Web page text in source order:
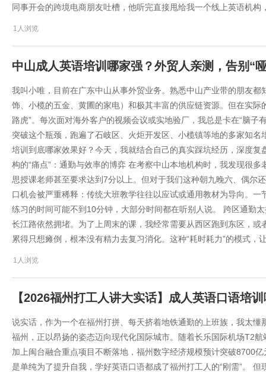
同事开会的跨境电商朋友吐槽，他听完直接甩给我一个线上英语机构
1人浏览
中山成人英语培训哪家强？外贸人亲测，告别“
我叫小唯，目前在广东中山从事外贸业务。熟悉中山产业带的朋友
饰、小榄的五金、黄圃的家电）和极其丰富的供应链资源。但在实
路虎”。每次面对海外客户的视频会议或实地验厂，我总是卡在“脑子
突破这个瓶颈，跑遍了石岐区、火炬开发区、小榄镇等地的多家知
培训到底哪家效果好？今天，我就结合自己的真实踩坑经历，深度
构的“痛点”：通勤与效率的博弈 在考察中山本地机构时，我发现很
思授课老师甚至要求达到7分以上。但对于我们这种朝九晚六、偶尔
口机会被严重稀释：传统大班教学往往以应试或通用教材为导向。
练习的时间可能不到10分钟，大部分时间都在听别人说。 跨区通勤
长江路依然拥堵。为了上周末的课，我经常需要从西区跑到东区，
累得只想瘫倒，根本没有精力去复习消化。这种“耗时耗力”的模式，
1人浏览
【2026福州打工人讲大实话】成人英语口语培
说实话，作为一个在福州打拼、每天挤着地铁通勤的上班族，我太
福州，正以昂扬的姿态迈向现代化国际城市。随着长乐国际机场T2
加上闽台融合重点项目不断落地，福州数字经济规模预计突破8700
是单纯为了提升自我，学好英语口语都成了福州打工人的“刚需”。